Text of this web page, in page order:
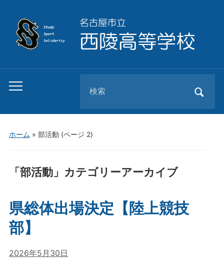
Toggle
menu
for:
ホーム » 部活動 (ページ 2)
「 部活動」カテゴリーアーカイブ
県総体出場決定【陸上競技
部】
2026年5月30日